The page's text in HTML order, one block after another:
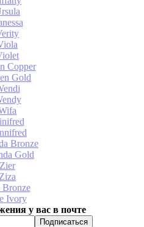
Copper
Gold
Bronze
Gold
Zier
Ziza
Bronze
Ivory
у вас в почте